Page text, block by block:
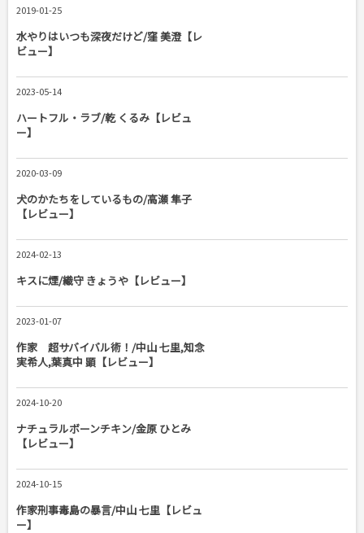
2019-01-25
水やりはいつも深夜だけど/窪 美澄【レ
ビュー】
2023-05-14
ハートフル・ラブ/乾 くるみ【レビュ
ー】
2020-03-09
犬のかたちをしているもの/高瀬 隼子
【レビュー】
2024-02-13
キスに煙/織守 きょうや【レビュー】
2023-01-07
作家 超サバイバル術！/中山 七里,知念
実希人,葉真中 顕【レビュー】
2024-10-20
ナチュラルボーンチキン/金原 ひとみ
【レビュー】
2024-10-15
作家刑事毒島の暴言/中山 七里【レビュ
ー】